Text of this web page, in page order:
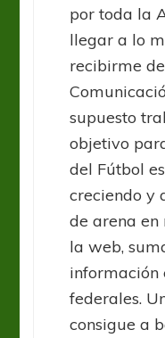
por toda la
llegar a lo
recibirme
supuesto
objetivo
del Fútbol
creciendo y
de arena
la web,
información
federales.
consigue a